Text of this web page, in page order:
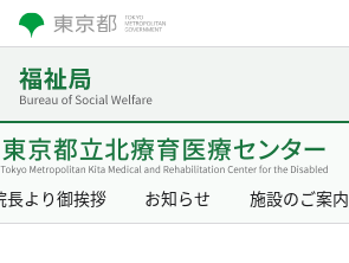
長より御挨拶 お知らせ 施設のご案内